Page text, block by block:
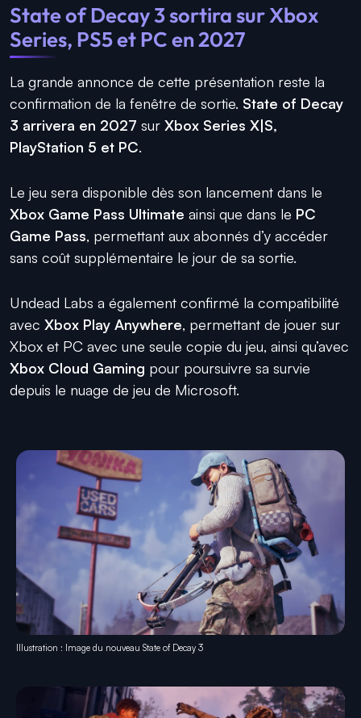
State of Decay 3 sortira sur Xbox
Series, PS5 et PC en 2027
La grande annonce de cette présentation reste la
confirmation de la fenêtre de sortie. State of Decay
3 arrivera en 2027 sur Xbox Series X|S,
PlayStation 5 et PC.
Le jeu sera disponible dès son lancement dans le
Xbox Game Pass Ultimate ainsi que dans le PC
Game Pass, permettant aux abonnés d’y accéder
sans coût supplémentaire le jour de sa sortie.
Undead Labs a également confirmé la compatibilité
avec Xbox Play Anywhere, permettant de jouer sur
Xbox et PC avec une seule copie du jeu, ainsi qu’avec
Xbox Cloud Gaming pour poursuivre sa survie
depuis le nuage de jeu de Microsoft.
Illustration : Image du nouveau State of Decay 3